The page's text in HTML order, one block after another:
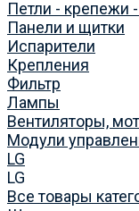
Петли - крепежи
Панели и щитки
Испарители
Крепления
Фильтр
Лампы
Вентиляторы,
Модули
LG
LG
Все товары